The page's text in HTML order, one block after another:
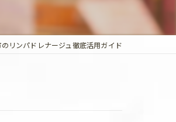
リンパドレナージュ徹底活用ガイド